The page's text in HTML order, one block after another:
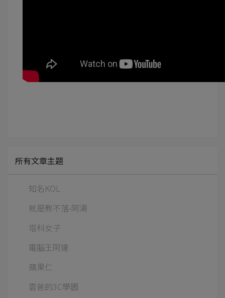
所有文章主題
知名KOL
就是教不落-阿湯
塔科女子
電腦王阿達
蘋果仁
雲爸的3C學園